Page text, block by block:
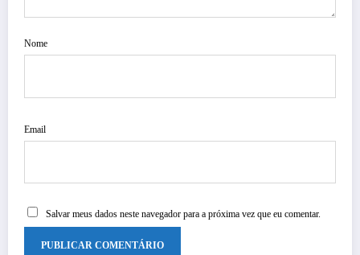
Nome
Email
Salvar meus dados neste navegador para a próxima vez que eu comentar.